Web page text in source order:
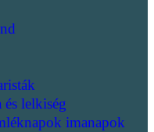
és lelkiség
imanapok